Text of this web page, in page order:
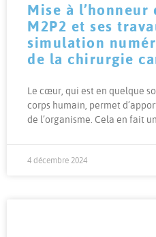
Mise à
M2P2 et ses
simulation
de la chirurgie
Le cœur, qui est en quelque
corps humain, permet
de l’organisme. Cela en fait
4 décembre 2024